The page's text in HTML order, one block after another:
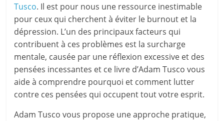
Tusco. Il est pour nous une ressource inestimable
pour ceux qui cherchent à éviter le burnout et la
dépression. L’un des principaux facteurs qui
contribuent à ces problèmes est la surcharge
mentale, causée par une réflexion excessive et des
pensées incessantes et ce livre d’Adam Tusco vous
aide à comprendre pourquoi et comment lutter
contre ces pensées qui occupent tout votre esprit.
Adam Tusco vous propose une approche pratique,